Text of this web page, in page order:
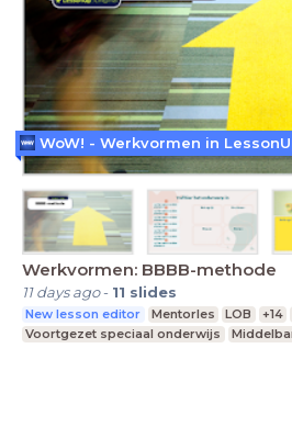
Werkvormen: BBBB-methode
11 days ago- 11 slides
New lesson editor Mentorles LOB +14
Voortgezet speciaal onderwijs
WoW! - Werkvormen in